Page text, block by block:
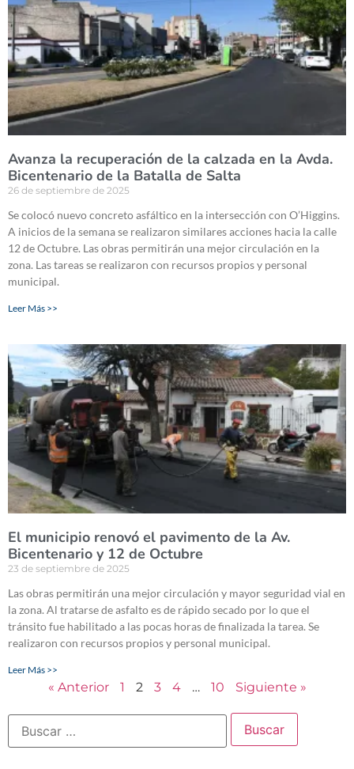
Avanza la recuperación de la calzada en la Avda.
Bicentenario de la Batalla de Salta
26 de septiembre de 2025
Se colocó nuevo concreto asfáltico en la intersección con O’Higgins.
A inicios de la semana se realizaron similares acciones hacia la calle
12 de Octubre. Las obras permitirán una mejor circulación en la
zona. Las tareas se realizaron con recursos propios y personal
municipal.
Leer Más >>
El municipio renovó el pavimento de la Av.
Bicentenario y 12 de Octubre
23 de septiembre de 2025
Las obras permitirán una mejor circulación y mayor seguridad vial en
la zona. Al tratarse de asfalto es de rápido secado por lo que el
tránsito fue habilitado a las pocas horas de finalizada la tarea. Se
realizaron con recursos propios y personal municipal.
Leer Más >>
« Anterior 1 2 3 4 … 10 Siguiente »